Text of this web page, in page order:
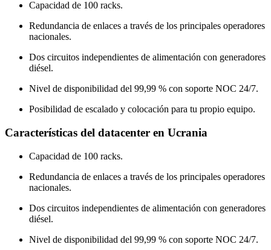
Capacidad de 100 racks.
Redundancia de enlaces a través de los principales operadores
nacionales.
Dos circuitos independientes de alimentación con generadores
diésel.
Nivel de disponibilidad del 99,99 % con soporte NOC 24/7.
Posibilidad de escalado y colocación para tu propio equipo.
Características del datacenter en Ucrania
Capacidad de 100 racks.
Redundancia de enlaces a través de los principales operadores
nacionales.
Dos circuitos independientes de alimentación con generadores
diésel.
Nivel de disponibilidad del 99,99 % con soporte NOC 24/7.